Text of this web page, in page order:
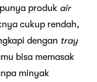
produk air
cukup rendah,
dengan tray
bisa memasak
minyak